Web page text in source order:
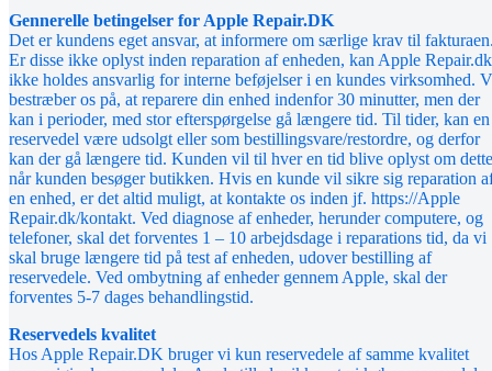
Gennerelle betingelser for Apple Repair.DK
Det er kundens eget ansvar, at informere om særlige krav til
Er disse ikke oplyst inden reparation af enheden, kan Apple Repair.dk
ikke holdes ansvarlig for interne beføjelser i en kundes virksomhed.
bestræber os på, at reparere din enhed indenfor 30 minutter, men der
kan i perioder, med stor efterspørgelse gå længere tid. Til tider, kan en
reservedel være udsolgt eller som bestillingsvare/restordre, og derfor
kan der gå længere tid. Kunden vil til hver en tid blive oplyst om
når kunden besøger butikken. Hvis en kunde vil sikre sig reparation
en enhed, er det altid muligt, at kontakte os inden jf. https://Apple
Repair.dk/kontakt. Ved diagnose af enheder, herunder computere, og
telefoner, skal det forventes 1 – 10 arbejdsdage i reparations tid, da vi
skal bruge længere tid på test af enheden, udover bestilling af
reservedele. Ved ombytning af enheder gennem Apple, skal der
forventes 5-7 dages behandlingstid.
Reservedels kvalitet
Hos Apple Repair.DK bruger vi kun reservedele af samme kvalitet